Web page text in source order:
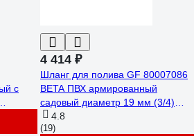
с
4 414 ₽
Шланг для полива GF 80007086
BETA ПВХ армированный
садовый диаметр 19 мм (3/4)
длина 25 м Б0059685
4.8
(19)